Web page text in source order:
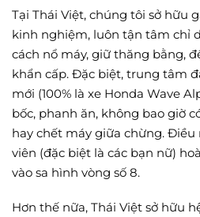
Tại Thái Việt, chúng tôi sở hữu
kinh nghiệm, luôn tận tâm chỉ
cách nổ máy, giữ thăng bằng,
khẩn cấp. Đặc biệt, trung tâm
mới (100% là xe Honda Wave
bốc, phanh ăn, không bao giờ
hay chết máy giữa chừng. Điều
viên (đặc biệt là các bạn nữ)
vào sa hình vòng số 8.
Hơn thế nữa, Thái Việt sở hữu